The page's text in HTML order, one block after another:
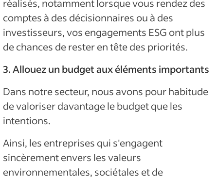
réalisés, notamment lorsque vous rendez des
comptes à des décisionnaires ou à des
investisseurs, vos engagements ESG ont plus
de chances de rester en tête des priorités.
3. Allouez un budget aux éléments importants
Dans notre secteur, nous avons pour habitude
de valoriser davantage le budget que les
intentions.
Ainsi, les entreprises qui s'engagent
sincèrement envers les valeurs
environnementales, sociétales et de